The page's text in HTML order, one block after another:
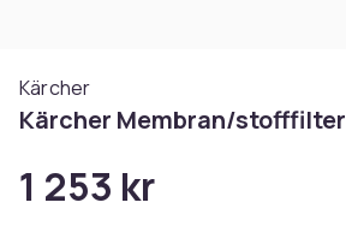
Kärcher
Kärcher Membran/stofffilter
1 253 kr